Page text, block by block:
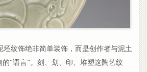
坯纹饰绝非简单装饰，而是创作者与泥土
“语言”。刻、划、印、堆塑这陶艺纹